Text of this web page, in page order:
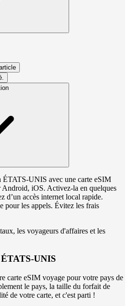
ÉTATS-UNIS avec une carte eSIM
iOS. Activez-la en quelques
d’un accès internet local rapide.
pour les appels. Évitez les frais
les voyageurs d'affaires et les
UNIS
carte eSIM voyage pour votre pays de
le pays, la taille du forfait de
de votre carte, et c'est parti !